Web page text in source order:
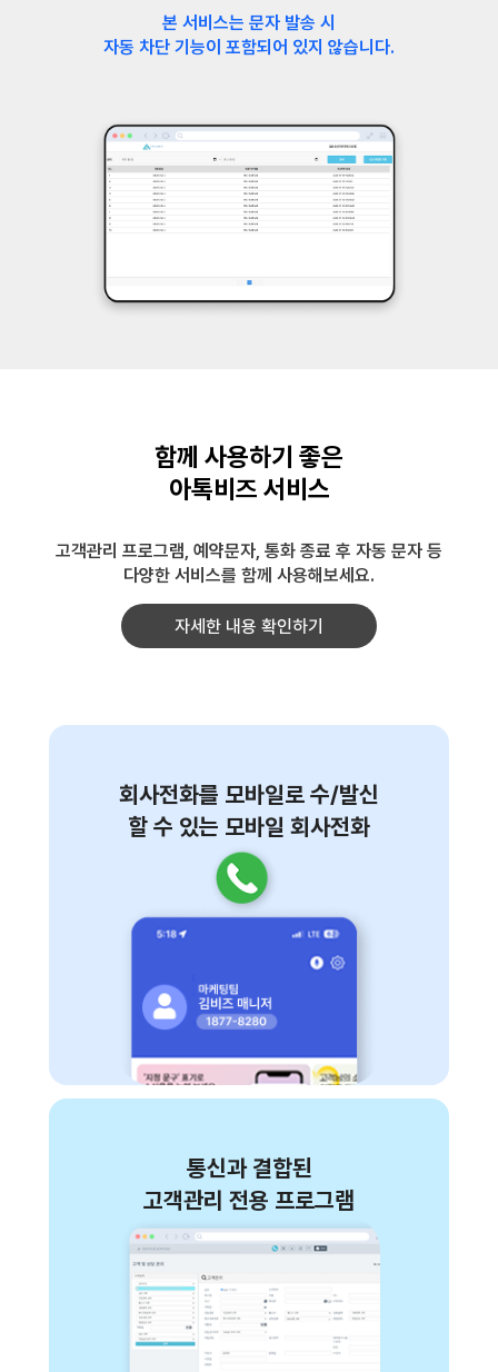
본 서비스는 문자 발송 시
자동 차단 기능이 포함되어 있지 않습니다.
회사전화를 모바일로 수/발신
할 수 있는 모바일 회사전화
통신과 결합된
고객관리 전용 프로그램
함께 사용하기 좋은
아톡비즈 서비스
고객관리 프로그램, 예약문자, 통화 종료 후 자동 문자 등
다양한 서비스를 함께 사용해보세요.
자세한 내용 확인하기